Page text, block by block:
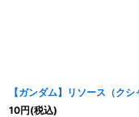
【ガンダム】リソース（ク
10円(税込)